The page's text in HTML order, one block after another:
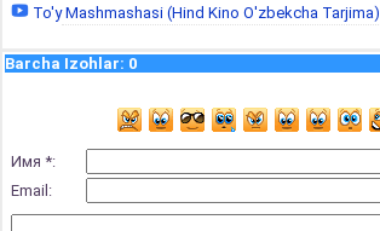
To'y Mashmashasi (Hind Kino O'zbekcha Tarjima)
Barcha Izohlar: 0
Имя *:
Email: